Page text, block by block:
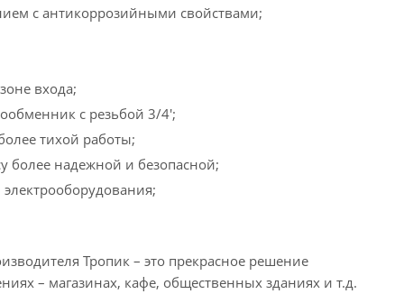
с антикоррозийными свойствами;
входа;
с резьбой 3/4';
тихой работы;
более надежной и безопасной;
Тропик – это прекрасное решение
– магазинах, кафе, общественных зданиях и т.д.